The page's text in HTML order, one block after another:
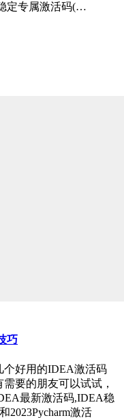
稳定专属激活码(…
巧
个好用的IDEA激活码
要的朋友可以试试，
最新激活码,IDEA稳
2023Pycharm激活